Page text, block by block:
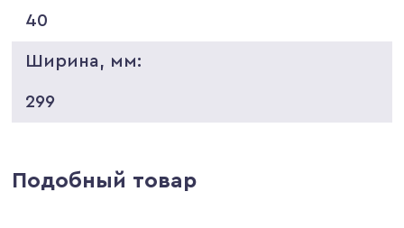
40
Ширина, мм:
299
Подобный товар